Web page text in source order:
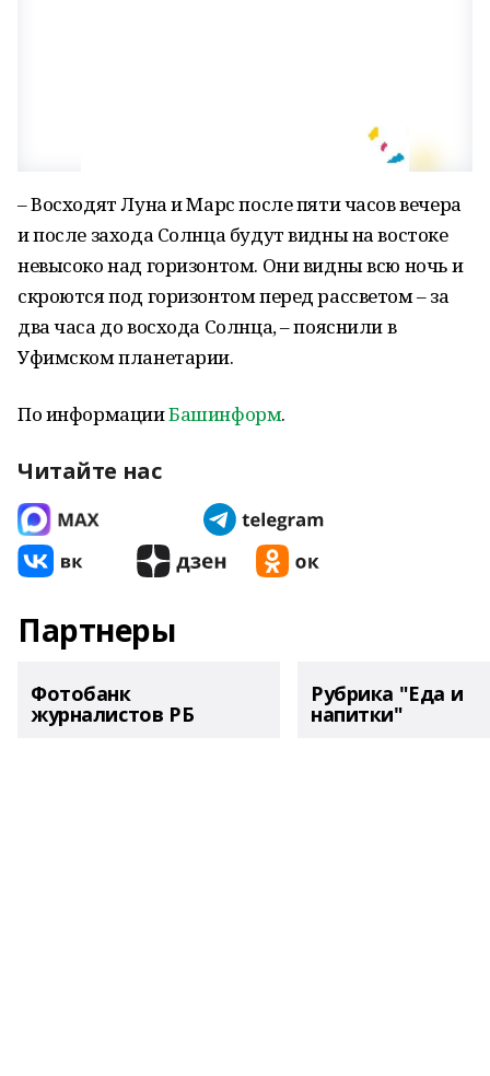
– Восходят Луна и Марс после пяти часов вечера
и после захода Солнца будут видны на востоке
невысоко над горизонтом. Они видны всю ночь и
скроются под горизонтом перед рассветом – за
два часа до восхода Солнца, – пояснили в
Уфимском планетарии.
По информацииБашинформ.
Читайте нас
Партнеры
Фотобанк
журналистов РБ
Рубрика "Еда и
напитки"